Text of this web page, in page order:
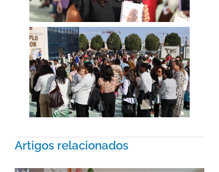
Artigos relacionados